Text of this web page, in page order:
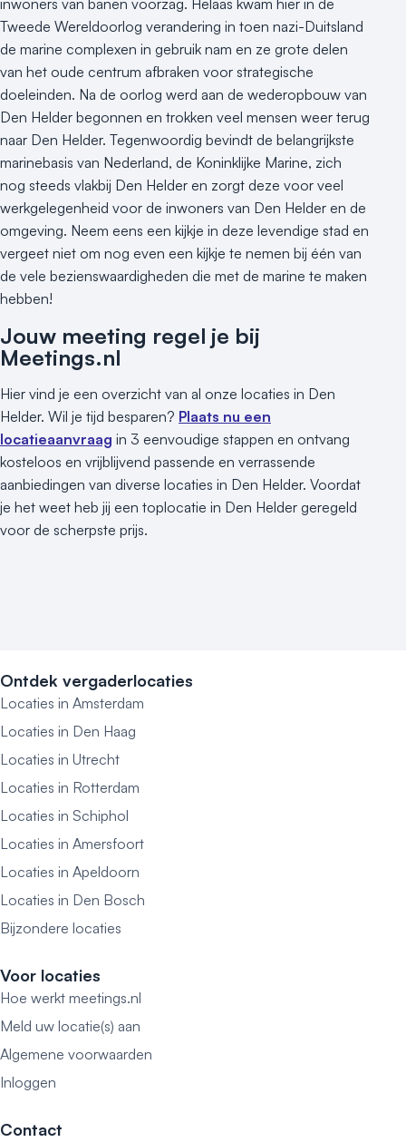
inwoners van banen voorzag. Helaas kwam hier in de
Tweede Wereldoorlog verandering in toen nazi-Duitsland
de marine complexen in gebruik nam en ze grote delen
van het oude centrum afbraken voor strategische
doeleinden. Na de oorlog werd aan de wederopbouw van
Den Helder begonnen en trokken veel mensen weer terug
naar Den Helder. Tegenwoordig bevindt de belangrijkste
marinebasis van Nederland, de Koninklijke Marine, zich
nog steeds vlakbij Den Helder en zorgt deze voor veel
werkgelegenheid voor de inwoners van Den Helder en de
omgeving. Neem eens een kijkje in deze levendige stad en
vergeet niet om nog even een kijkje te nemen bij één van
de vele bezienswaardigheden die met de marine te maken
hebben!
Jouw meeting regel je bij
Meetings.nl
Hier vind je een overzicht van al onze locaties in Den
Helder. Wil je tijd besparen? Plaats nu een
locatieaanvraag in 3 eenvoudige stappen en ontvang
kosteloos en vrijblijvend passende en verrassende
aanbiedingen van diverse locaties in Den Helder. Voordat
je het weet heb jij een toplocatie in Den Helder geregeld
voor de scherpste prijs.
Ontdek vergaderlocaties
Locaties in Amsterdam
Locaties in Den Haag
Locaties in Utrecht
Locaties in Rotterdam
Locaties in Schiphol
Locaties in Amersfoort
Locaties in Apeldoorn
Locaties in Den Bosch
Bijzondere locaties
Voor locaties
Hoe werkt meetings.nl
Meld uw locatie(s) aan
Algemene voorwaarden
Inloggen
Contact